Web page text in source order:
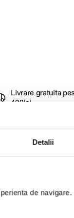
Detalii
de
Livrare gratuita
499lei